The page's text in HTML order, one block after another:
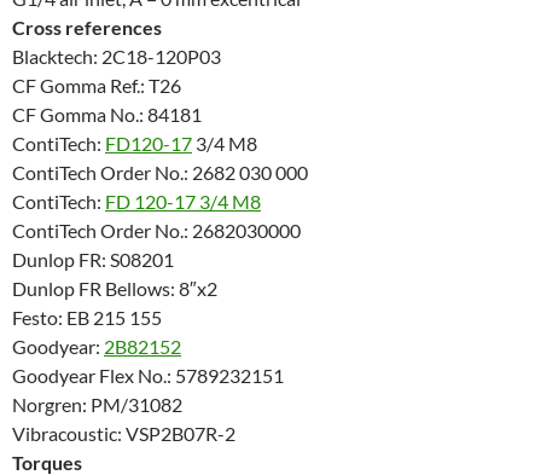
Cross references
Blacktech: 2C18-120P03
CF Gomma Ref.: T26
CF Gomma No.: 84181
ContiTech: FD120-17 3/4 M8
ContiTech Order No.: 2682 030 000
ContiTech: FD 120-17 3/4 M8
ContiTech Order No.: 2682030000
Dunlop FR: S08201
Dunlop FR Bellows: 8″x2
Festo: EB 215 155
Goodyear: 2B82152
Goodyear Flex No.: 5789232151
Norgren: PM/31082
Vibracoustic: VSP2B07R-2
Torques